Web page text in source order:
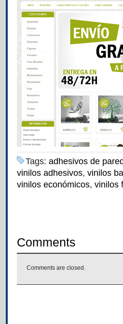
Tags: adhesivos de pared
vinilos adhesivos, vinilos
vinilos económicos, vinilos
Comments
Comments are closed.